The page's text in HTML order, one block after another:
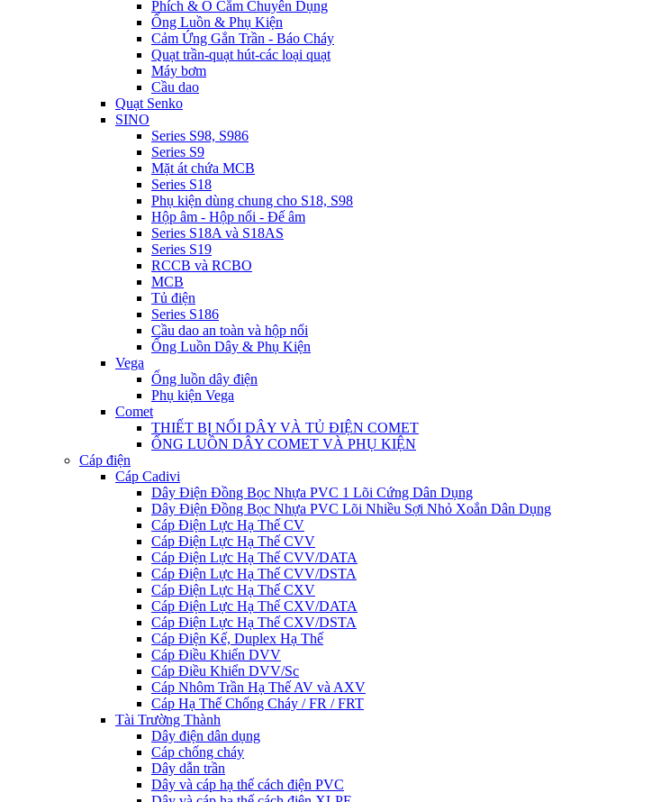
Phích & Ổ Cắm Chuyên Dụng
Ống Luồn & Phụ Kiện
Cảm Ứng Gắn Trần - Báo Cháy
Quạt trần-quạt hút-các loại quạt
Máy bơm
Cầu dao
Quạt Senko
SINO
Series S98, S986
Series S9
Mặt át chứa MCB
Series S18
Phụ kiện dùng chung cho S18, S98
Hộp âm - Hộp nổi - Đế âm
Series S18A và S18AS
Series S19
RCCB và RCBO
MCB
Tủ điện
Series S186
Cầu dao an toàn và hộp nổi
Ống Luồn Dây & Phụ Kiện
Vega
Ống luồn dây điện
Phụ kiện Vega
Comet
THIẾT BỊ NỐI DÂY VÀ TỦ ĐIỆN COMET
ỐNG LUỒN DÂY COMET VÀ PHỤ KIỆN
Cáp điện
Cáp Cadivi
Dây Điện Đồng Bọc Nhựa PVC 1 Lõi Cứng Dân Dụng
Dây Điện Đồng Bọc Nhựa PVC Lõi Nhiều Sợi Nhỏ Xoắn Dân Dụng
Cáp Điện Lực Hạ Thế CV
Cáp Điện Lực Hạ Thế CVV
Cáp Điện Lực Hạ Thế CVV/DATA
Cáp Điện Lực Hạ Thế CVV/DSTA
Cáp Điện Lực Hạ Thế CXV
Cáp Điện Lực Hạ Thế CXV/DATA
Cáp Điện Lực Hạ Thế CXV/DSTA
Cáp Điện Kế, Duplex Hạ Thế
Cáp Điều Khiển DVV
Cáp Điều Khiển DVV/Sc
Cáp Nhôm Trần Hạ Thế AV và AXV
Cáp Hạ Thế Chống Cháy / FR / FRT
Tài Trường Thành
Dây điện dân dụng
Cáp chống cháy
Dây dẫn trần
Dây và cáp hạ thế cách điện PVC